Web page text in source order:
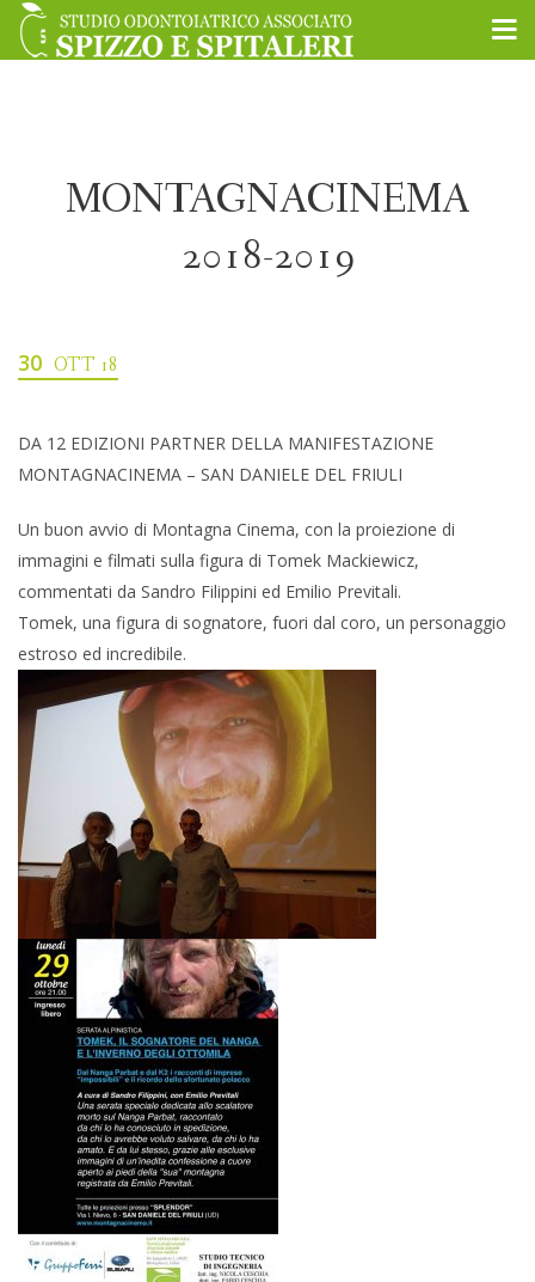
MONTAGNACINEMA
2018-2019
30 OTT 18
DA 12 EDIZIONI PARTNER DELLA MANIFESTAZIONE
MONTAGNACINEMA – SAN DANIELE DEL FRIULI
Un buon avvio di Montagna Cinema, con la proiezione di
immagini e filmati sulla figura di Tomek Mackiewicz,
commentati da Sandro Filippini ed Emilio Previtali.
Tomek, una figura di sognatore, fuori dal coro, un personaggio
estroso ed incredibile.